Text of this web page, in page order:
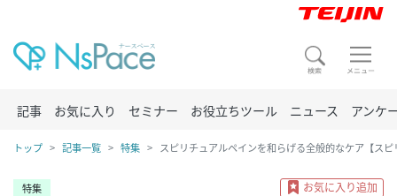
記事 お気に入り セミナー お役立ちツール ニュース アンケ
トップ 記事一覧 特集 スピリチュアルペインを和らげる全般的なケア【ス
特集